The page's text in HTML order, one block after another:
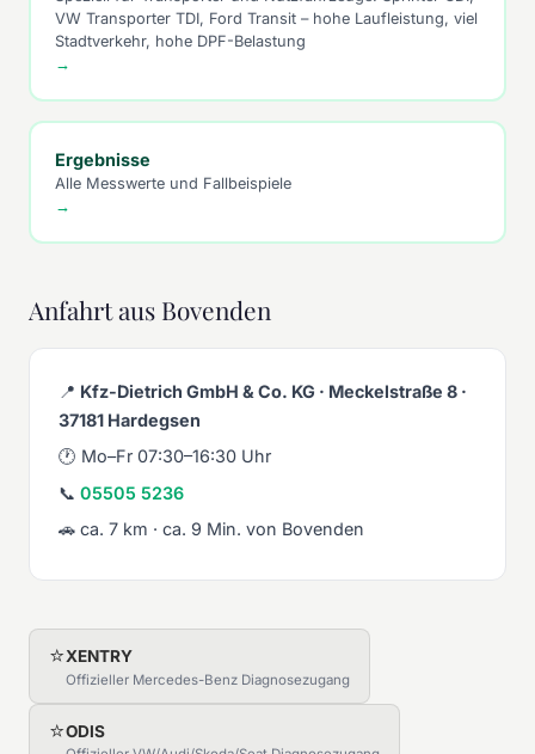
VW Transporter TDI, Ford Transit – hohe Laufleistung, viel
Stadtverkehr, hohe DPF-Belastung
→
Ergebnisse
Alle Messwerte und Fallbeispiele
→
Anfahrt aus Bovenden
📍 Kfz-Dietrich GmbH & Co. KG · Meckelstraße 8 ·
37181 Hardegsen
🕐 Mo–Fr 07:30–16:30 Uhr
📞 05505 5236
🚗 ca. 7 km · ca. 9 Min. von Bovenden
⭐XENTRY
Offizieller Mercedes-Benz Diagnosezugang
⭐ODIS